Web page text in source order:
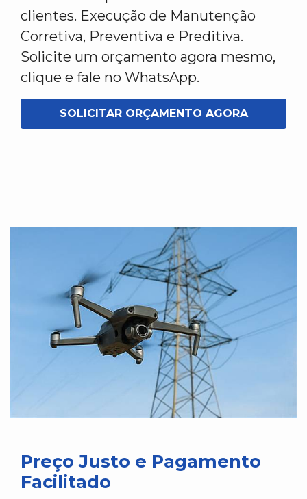
clientes. Execução de Manutenção
Corretiva, Preventiva e Preditiva.
Solicite um orçamento agora mesmo,
clique e fale no WhatsApp.
SOLICITAR ORÇAMENTO AGORA
Preço Justo e Pagamento
Facilitado